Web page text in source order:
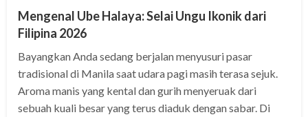
Mengenal Ube Halaya: Selai Ungu Ikonik dari
Filipina 2026
Bayangkan Anda sedang berjalan menyusuri pasar
tradisional di Manila saat udara pagi masih terasa sejuk.
Aroma manis yang kental dan gurih menyeruak dari
sebuah kuali besar yang terus diaduk dengan sabar. Di